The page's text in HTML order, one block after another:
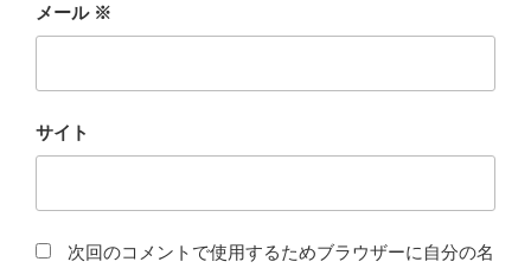
メール ※
サイト
次回のコメントで使用するためブラウザーに自分の名